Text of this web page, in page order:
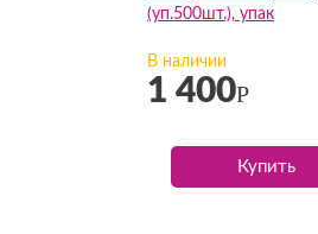
(уп.500шт.), упак
В наличии
1 400Р
Купить